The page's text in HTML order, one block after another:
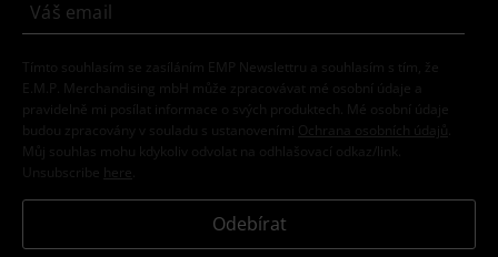
Tímto souhlasím se zasíláním EMP Newslettru a souhlasím s tím, že
E.M.P. Merchandising mbH může zpracovávat mé osobní údaje a
pravidelně mi posílat informace o svých produktech. Mé osobní údaje
budou zpracovány v souladu s ustanoveními
Ochrana osobních údajů
Můj souhlas mohu kdykoliv odvolat na odhlašovací odkaz/link.
Unsubscribe here
Odebírat